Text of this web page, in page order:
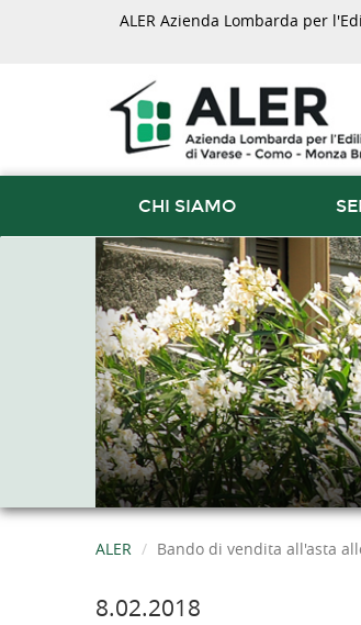
ALER Azienda Lombarda per
CHI SIAMO
ALER Bando di vendita all'asta
8.02.2018